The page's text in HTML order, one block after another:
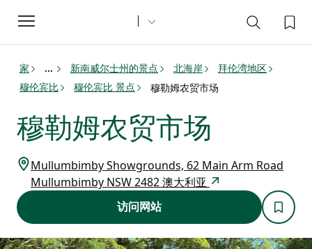
Toggle
navigation
家 ... 新南威尔士州的景点 北海岸
拜伦湾地区
穆伦宾比
穆伦宾比 景点 穆勒姆农贸市场
穆勒姆农贸市场
Mullumbimby Showgrounds, 62 Main Arm Road
Mullumbimby NSW 2482 澳大利亚
访问网站